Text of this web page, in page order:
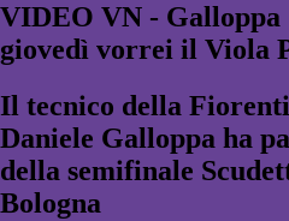
VIDEO VN - Galloppa
giovedì vorrei il Viola
Il tecnico della
Daniele Galloppa ha
della semifinale
Bologna